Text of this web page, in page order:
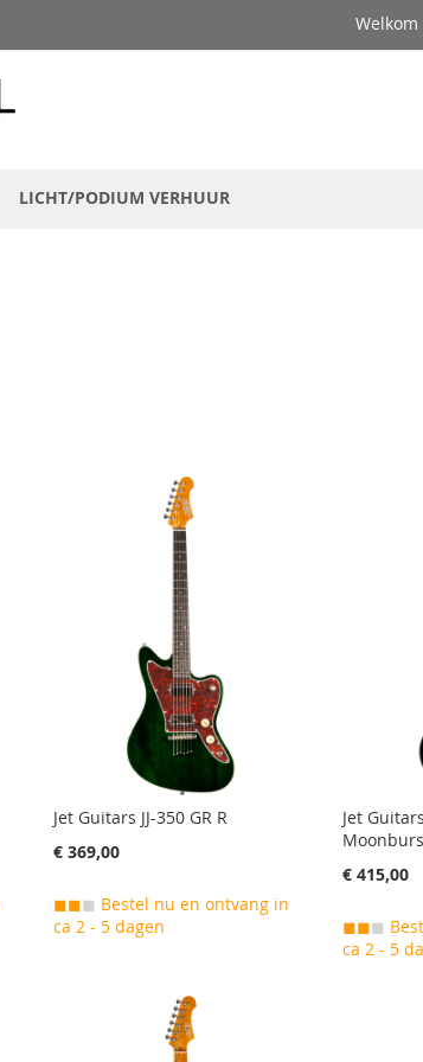
Welkom
LICHT/PODIUM VERHUUR
Jet Guitars JJ-350 GR R
€ 369,00
◼◼◼ Bestel nu en ontvang in
ca 2 - 5 dagen
Jet
€ 415,00
◼◼◼
ca 2 - 5